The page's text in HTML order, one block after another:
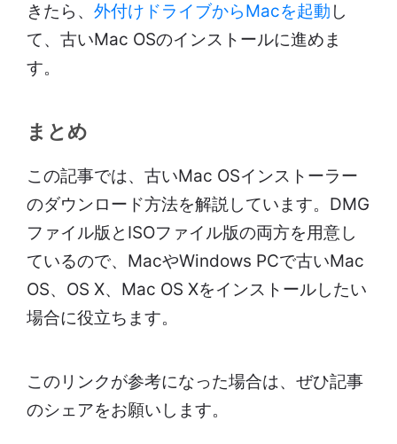
きたら、 外付けドライブからMacを起動 し
て、古いMac OSのインストールに進めま
す。
まとめ
この記事では、古いMac OSインストーラー
のダウンロード方法を解説しています。DMG
ファイル版とISOファイル版の両方を用意し
ているので、MacやWindows PCで古いMac
OS、OS X、Mac OS Xをインストールしたい
場合に役立ちます。
このリンクが参考になった場合は、ぜひ記事
のシェアをお願いします。